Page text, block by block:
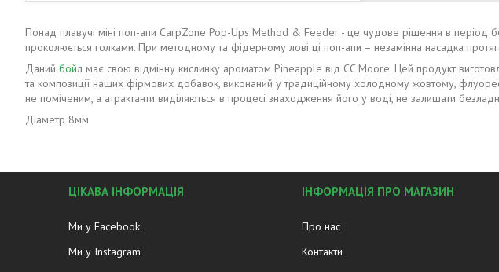
Понад плавучі міні поп-апи CarpZone Pop-Ups Method & Feeder - це чудове рішення в період
проколюється голками. При методному та фідерному лові ці поп-апи – незамінна насадка
Даний бойл має свою відмінну кислинку ароматом Pineapple від CC Moore. Цей продукт
та композиції наших фірмових добавок, виконаний у традиційному холодному жовтому,
не поміченим, а атрактанти виділяються в процесі знаходження його у воді, не залишати
Діаметр 8мм
ЦІКАВА ІНФОРМАЦІЯ
Ми у Facebook
Ми у Instagram
ІНФОРМАЦІЯ ПРО МАГАЗИН
Про нас
Контакти